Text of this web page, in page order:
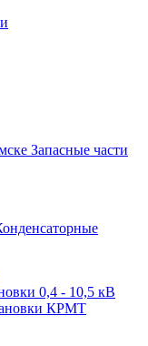
Запасные части
0,4 - 10,5 кВ
КРМТ